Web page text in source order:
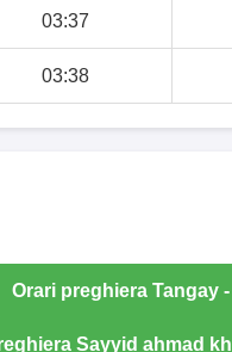
03:37
03:38
Orari preghiera Tangay
Sayyid ahmad